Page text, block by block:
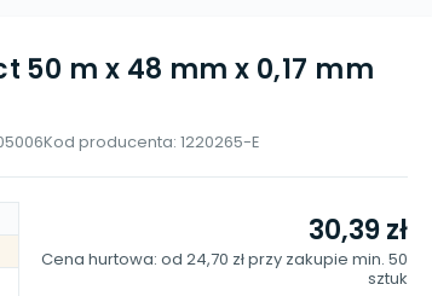
m x 48 mm x 0,17 mm
Kod producenta: 1220265-E
30,39 zł
Cena hurtowa: od 24,70 złprzy zakupie min. 50
sztuk